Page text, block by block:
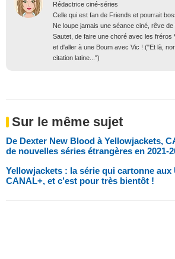
Rédactrice ciné-séries
Celle qui est fan de Friends et pourrait
Ne loupe jamais une séance ciné, rêve
Sautet, de faire une choré avec les fréros
et d'aller à une Boum avec Vic ! ("Et là,
citation latine...")
Sur le même sujet
De Dexter New Blood à Yellowjackets,
de nouvelles séries étrangères en 2021-
Yellowjackets : la série qui cartonne
CANAL+, et c’est pour très bientôt !